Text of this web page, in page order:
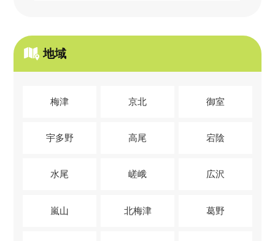
地域
梅津 京北 御室
宇多野 高尾 宕陰
水尾 嵯峨 広沢
嵐山 北梅津 葛野